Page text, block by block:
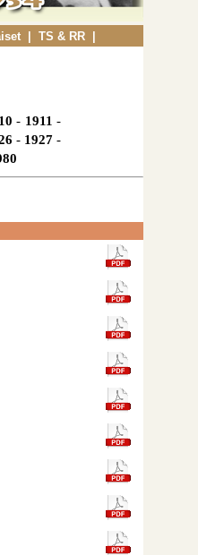
TS & RR
- 1911 -
- 1927 -